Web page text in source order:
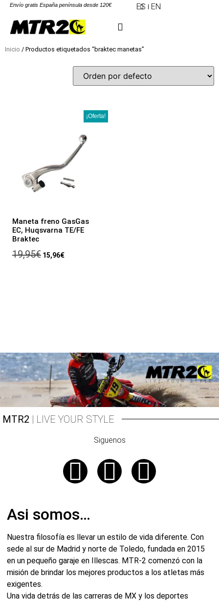
Envío gratis España península desde 120€ ES EN
Inicio / Productos etiquetados “braktec manetas”
¡Oferta!
Maneta freno GasGas
EC, Huqsvarna TE/FE
Braktec
19,95€ 15,96€
MTR2 | LIVE YOUR STYLE
Siguenos
Asi somos…
Nuestra filosofía es llevar un estilo de vida diferente. Con
sede al sur de Madrid y norte de Toledo, fundada en 2015
en un pequeño garaje en Illescas. MTR-2 comenzó con la
misión de brindar los mejores productos a los atletas más
exigentes.
Una vida detrás de las carreras de MX y los deportes